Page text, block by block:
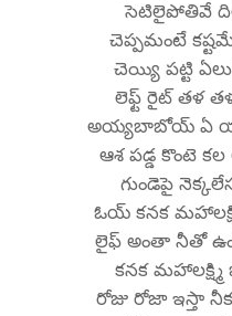
సెటిలైపోతివే
చెప్పమంటే
చెయ్యి పట్టి
లెఫ్ట్ రైట్ తళ
అయ్యబాబోయ్ ఏ
ఆశ పడ్డ కొంటె
గుండెపై
ఓయ్ కనక
లైఫ్ అంతా నీతో
కనక మహాలక్ష్మి
రోజు రోజా ఇస్తా